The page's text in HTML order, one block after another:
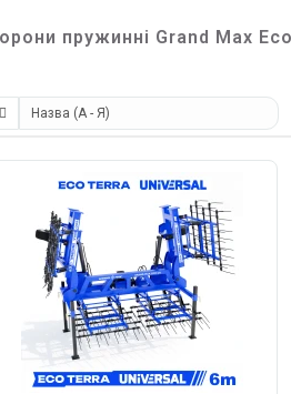
пружинні Grand Max